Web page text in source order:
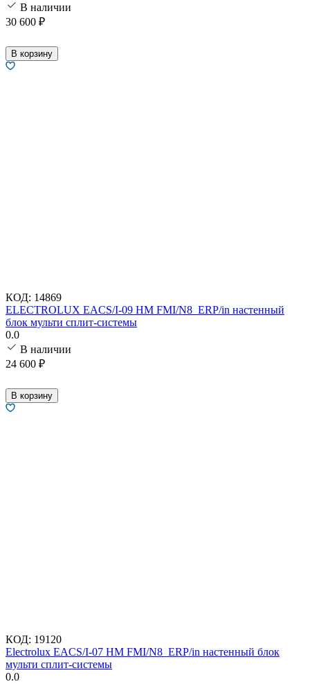
В наличии
30 600 ₽
В корзину
КОД: 14869
ELECTROLUX EACS/I-09 HM FMI/N8_ERP/in настенный
блок мульти сплит-системы
0.0
В наличии
24 600 ₽
В корзину
КОД: 19120
Electrolux EACS/I-07 HM FMI/N8_ERP/in настенный блок
мульти сплит-системы
0.0